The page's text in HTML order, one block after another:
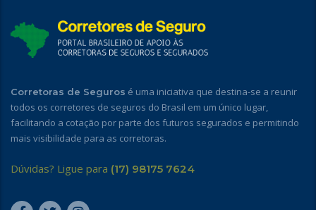
Corretoras de Seguros é uma iniciativa que destina-se a reunir
todos os corretores de seguros do Brasil em um único lugar,
facilitando a cotação por parte dos futuros segurados e permitindo
mais visibilidade para as corretoras.
Dúvidas? Ligue para (17) 98175 7624